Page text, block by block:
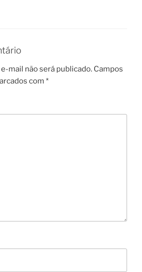
mail não será publicado. Campos
com *